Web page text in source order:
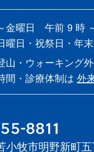
金曜日 午前 9 時
曜日・祝祭日・年
山・ウォーキング
間・診療体制は 外
小牧市明野新町